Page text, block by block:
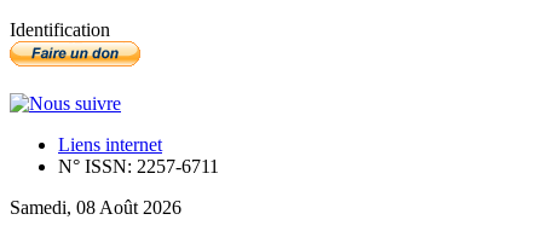
Identification
Liens internet
N° ISSN: 2257-6711
Samedi, 08 Août 2026